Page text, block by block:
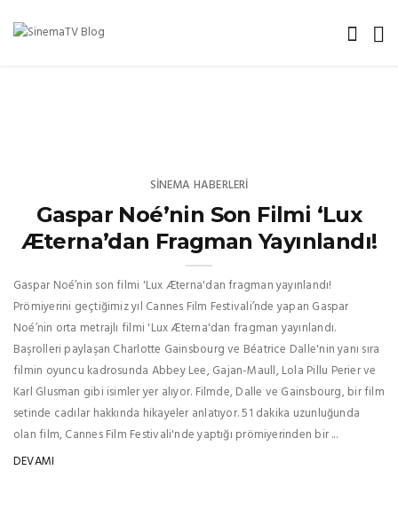
SINEMA HABERLERI
Gaspar Noé’nin Son Filmi ‘Lux
Æterna’dan Fragman Yayınlandı!
Gaspar Noé’nin son filmi 'Lux Æterna'dan fragman yayınlandı!
Prömiyerini geçtiğimiz yıl Cannes Film Festivali’nde yapan Gaspar
Noé’nin orta metrajlı filmi 'Lux Æterna'dan fragman yayınlandı.
Başrolleri paylaşan Charlotte Gainsbourg ve Béatrice Dalle'nin yanı sıra
filmin oyuncu kadrosunda Abbey Lee, Gajan-Maull, Lola Pillu Perier ve
Karl Glusman gibi isimler yer alıyor. Filmde, Dalle ve Gainsbourg, bir film
setinde cadılar hakkında hikayeler anlatıyor. 51 dakika uzunluğunda
olan film, Cannes Film Festivali'nde yaptığı prömiyerinden bir ...
DEVAMI